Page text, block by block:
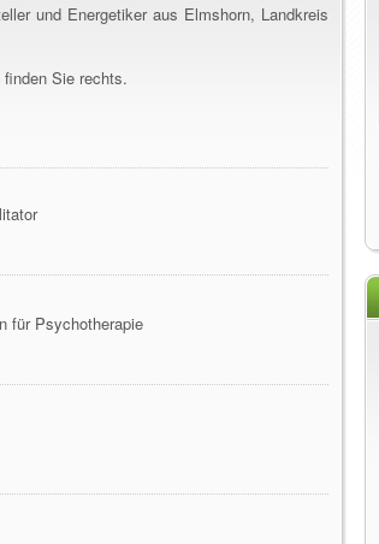
und Energetiker aus Elmshorn, Landkreis
Sie rechts.
für Psychotherapie